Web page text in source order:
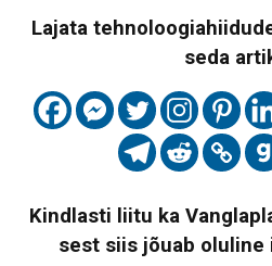
Lajata
seda
Kindlasti liitu ka
sest siis jõuab